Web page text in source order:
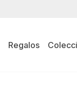
Regalos